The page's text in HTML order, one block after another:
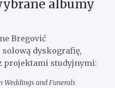
albumy
Bregović
dyskografię,
projektami studyjnymi:
Weddings and Funerals